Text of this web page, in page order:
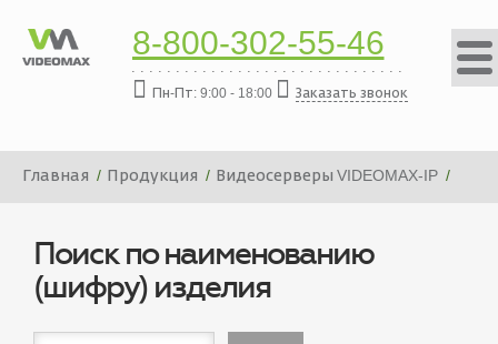
8-800-302-55-46
Пн-Пт: 9:00 - 18:00 Заказать звонок
Главная Продукция
Видеосерверы VIDEOMAX-IP
Поиск по наименованию
(шифру) изделия